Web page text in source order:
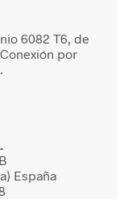
6082 T6, de
por
España